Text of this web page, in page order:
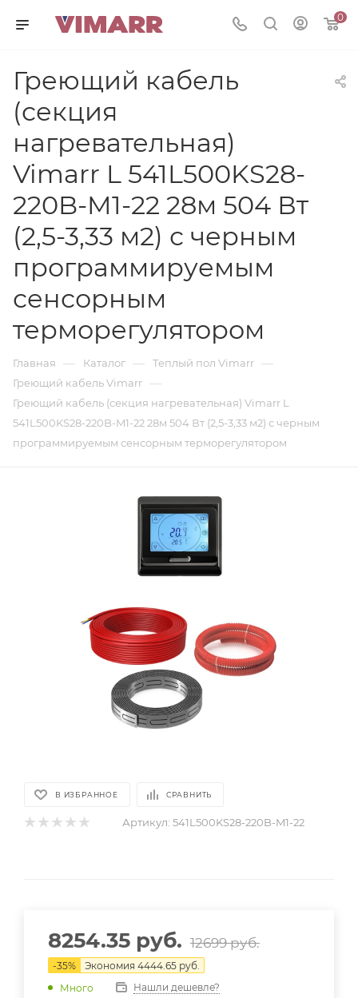
0
Греющий кабель
(секция
нагревательная)
Vimarr L 541L500KS28-
220B-M1-22 28м 504 Вт
(2,5-3,33 м2) с черным
программируемым
сенсорным
терморегулятором
Главная — Каталог — Теплый пол Vimarr —
Греющий кабель Vimarr —
Греющий кабель (секция нагревательная) Vimarr L
541L500KS28-220B-M1-22 28м 504 Вт (2,5-3,33 м2) с черным
программируемым сенсорным терморегулятором
В ИЗБРАННОЕ СРАВНИТЬ
Артикул: 541L500KS28-220B-M1-22
8254.35 руб. 12699руб.
-35% Экономия 4444.65 руб.
Много
Нашли дешевле?